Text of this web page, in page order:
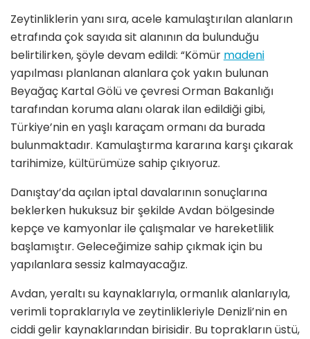
Zeytinliklerin yanı sıra, acele kamulaştırılan alanların
etrafında çok sayıda sit alanının da bulunduğu
belirtilirken, şöyle devam edildi: “Kömür madeni
yapılması planlanan alanlara çok yakın bulunan
Beyağaç Kartal Gölü ve çevresi Orman Bakanlığı
tarafından koruma alanı olarak ilan edildiği gibi,
Türkiye’nin en yaşlı karaçam ormanı da burada
bulunmaktadır. Kamulaştırma kararına karşı çıkarak
tarihimize, kültürümüze sahip çıkıyoruz.
Danıştay’da açılan iptal davalarının sonuçlarına
beklerken hukuksuz bir şekilde Avdan bölgesinde
kepçe ve kamyonlar ile çalışmalar ve hareketlilik
başlamıştır. Geleceğimize sahip çıkmak için bu
yapılanlara sessiz kalmayacağız.
Avdan, yeraltı su kaynaklarıyla, ormanlık alanlarıyla,
verimli topraklarıyla ve zeytinlikleriyle Denizli’nin en
ciddi gelir kaynaklarından birisidir. Bu toprakların üstü,